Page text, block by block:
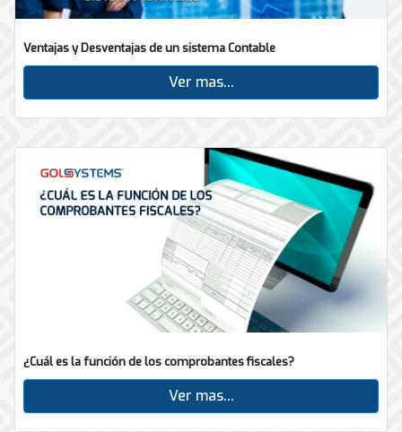
Ventajas y Desventajas de un sistema Contable
Ver mas...
¿Cuál es la función de los comprobantes fiscales?
Ver mas...